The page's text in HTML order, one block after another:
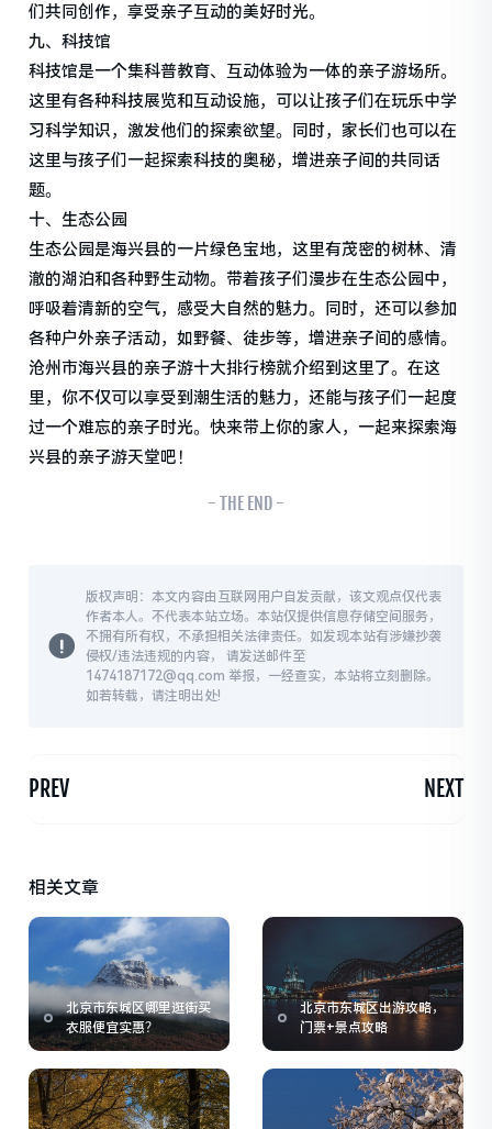
们共同创作，享受亲子互动的美好时光。
九、科技馆
科技馆是一个集科普教育、互动体验为一体的亲子游场所。
这里有各种科技展览和互动设施，可以让孩子们在玩乐中学
习科学知识，激发他们的探索欲望。同时，家长们也可以在
这里与孩子们一起探索科技的奥秘，增进亲子间的共同话
题。
十、生态公园
生态公园是海兴县的一片绿色宝地，这里有茂密的树林、清
澈的湖泊和各种野生动物。带着孩子们漫步在生态公园中，
呼吸着清新的空气，感受大自然的魅力。同时，还可以参加
各种户外亲子活动，如野餐、徒步等，增进亲子间的感情。
沧州市海兴县的亲子游十大排行榜就介绍到这里了。在这
里，你不仅可以享受到潮生活的魅力，还能与孩子们一起度
过一个难忘的亲子时光。快来带上你的家人，一起来探索海
兴县的亲子游天堂吧！
- THE END -
版权声明：本文内容由互联网用户自发贡献，该文观点仅代表
作者本人。不代表本站立场。本站仅提供信息存储空间服务，
不拥有所有权，不承担相关法律责任。如发现本站有涉嫌抄袭
侵权/违法违规的内容， 请发送邮件至
1474187172@qq.com 举报，一经查实，本站将立刻删除。
如若转载，请注明出处!
PREV NEXT
相关文章
北京市东城区哪里逛街买
衣服便宜实惠？
北京市东城区出游攻略，
门票+景点攻略